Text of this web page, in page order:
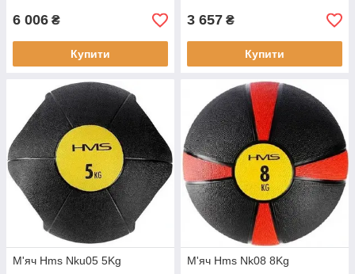
6 006 ₴
Купити
3 657 ₴
Купити
М'яч Hms Nku05 5Kg
М'яч Hms Nk08 8Kg